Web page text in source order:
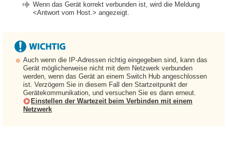
Wenn das Gerät korrekt verbunden ist, wird die Meldung
<Antwort vom Host.> angezeigt.
Auch wenn die IP-Adressen richtig eingegeben sind, kann das
Gerät möglicherweise nicht mit dem Netzwerk verbunden
werden, wenn das Gerät an einem Switch Hub angeschlossen
ist. Verzögern Sie in diesem Fall den Startzeitpunkt der
Gerätekommunikation, und versuchen Sie es dann erneut.
Einstellen der Wartezeit beim Verbinden mit einem
Netzwerk